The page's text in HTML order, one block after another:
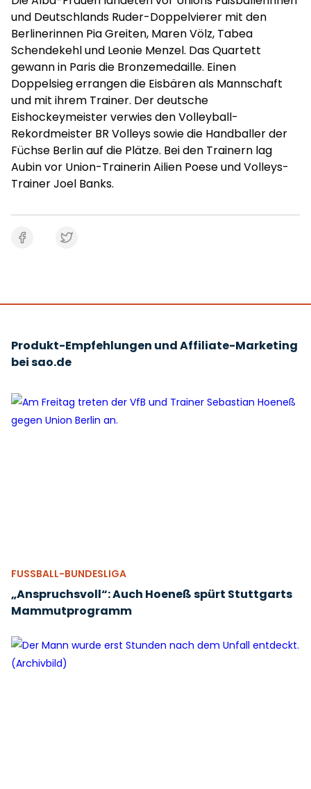
und Deutschlands Ruder-Doppelvierer mit den
Berlinerinnen Pia Greiten, Maren Völz, Tabea
Schendekehl und Leonie Menzel. Das Quartett
gewann in Paris die Bronzemedaille. Einen
Doppelsieg errangen die Eisbären als Mannschaft
und mit ihrem Trainer. Der deutsche
Eishockeymeister verwies den Volleyball-
Rekordmeister BR Volleys sowie die Handballer der
Füchse Berlin auf die Plätze. Bei den Trainern lag
Aubin vor Union-Trainerin Ailien Poese und Volleys-
Trainer Joel Banks.
Produkt-Empfehlungen und Affiliate-Marketing
bei sao.de
FUSSBALL-BUNDESLIGA
„Anspruchsvoll“: Auch Hoeneß spürt Stuttgarts
Mammutprogramm